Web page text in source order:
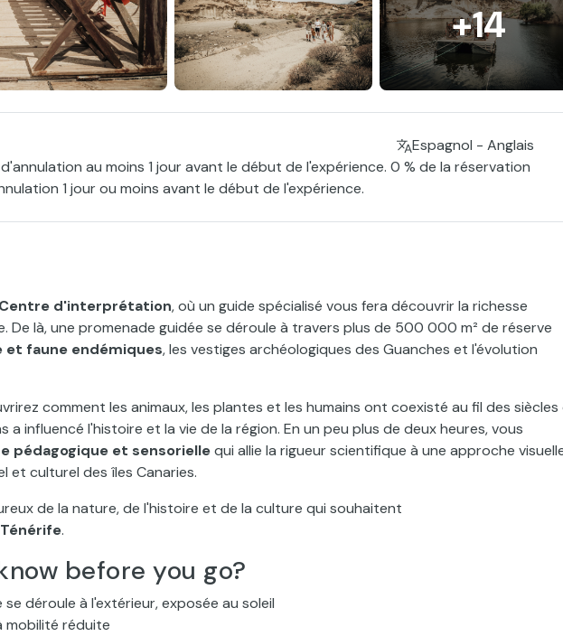
+14
Espagnol - Anglais
au moins 1 jour avant le début de l'expérience. 0 % de la réservation
1 jour ou moins avant le début de l'expérience.
Centre d'interprétation, où un guide spécialisé vous fera découvrir la richesse
De là, une promenade guidée se déroule à travers plus de 500 000 m² de réserve
et faune endémiques, les vestiges archéologiques des Guanches et l'évolution
comment les animaux, les plantes et les humains ont coexisté au fil des
a influencé l'histoire et la vie de la région. En un peu plus de deux heures, vous
pédagogique et sensoriellequi allie la rigueur scientifique à une approche
et culturel des îles Canaries.
de la nature, de l'histoire et de la culture qui souhaitent
.
before you go?
déroule à l'extérieur, exposée au soleil
mobilité réduite